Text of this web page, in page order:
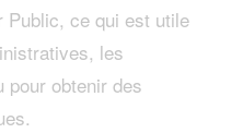
Public, ce qui est utile
les
obtenir des